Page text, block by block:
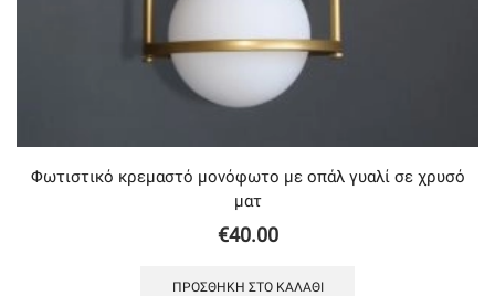
Φωτιστικό κρεμαστό μονόφωτο με οπάλ γυαλί σε χρυσό
ματ
€40.00
ΠΡΟΣΘΉΚΗ ΣΤΟ ΚΑΛΆΘΙ